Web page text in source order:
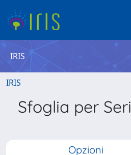
IRIS
IRIS
Sfoglia per
Opzioni